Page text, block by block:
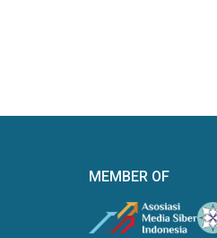
MEMBER OF